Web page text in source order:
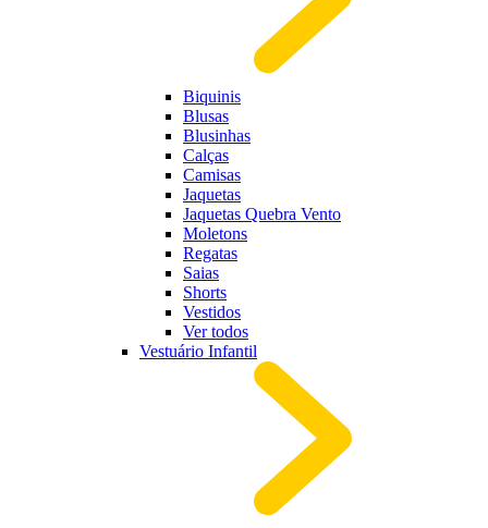
Biquinis
Blusas
Blusinhas
Calças
Camisas
Jaquetas
Jaquetas Quebra Vento
Moletons
Regatas
Saias
Shorts
Vestidos
Ver todos
Vestuário Infantil